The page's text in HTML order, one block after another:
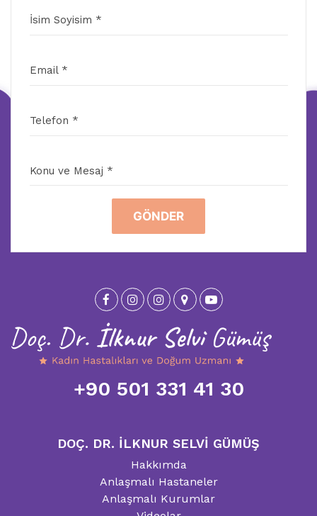
İsim Soyisim *
Email *
Telefon *
Konu ve Mesaj *
GÖNDER
+90 501 331 41 30
DOÇ. DR. İLKNUR SELVİ GÜMÜŞ
Hakkımda
Anlaşmalı Hastaneler
Anlaşmalı Kurumlar